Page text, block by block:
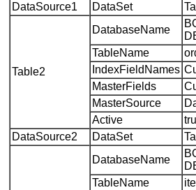
DataSource1
DataSet
Table2
DatabaseName
TableName
IndexFieldNames
MasterFields
MasterSource
Active
DataSource2
DataSet
DatabaseName
TableName